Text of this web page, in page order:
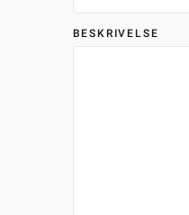
BESKRIVELSE